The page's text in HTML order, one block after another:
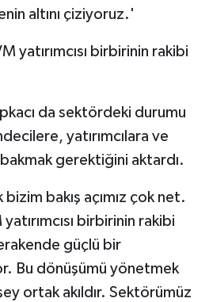
altını çiziyoruz.'
yatırımcısı birbirinin rakibi
da sektördeki durumu
yatırımcılara ve
gerektiğini aktardı.
bakış açımız çok net.
birbirinin rakibi
güçlü bir
Bu dönüşümü yönetmek
ortak akıldır. Sektörümüz